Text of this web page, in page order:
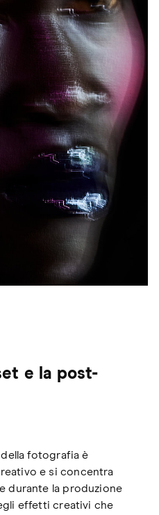
e la post-
fotografia è
e si concentra
durante la produzione
effetti creativi che